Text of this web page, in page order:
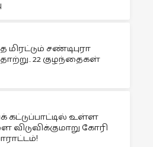
மிரட்டும் சண்டிபுரா
22 குழந்தைகள்
கட்டுப்பாட்டில் உள்ள
கோரி